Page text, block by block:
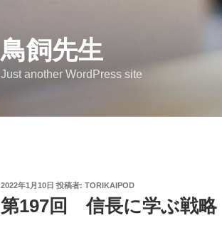
鳥飼先生
Just another WordPress site
投
稿
日:
2022年1月10日 投稿者: TORIKAIPOD
第197回 信長に学ぶ戦略